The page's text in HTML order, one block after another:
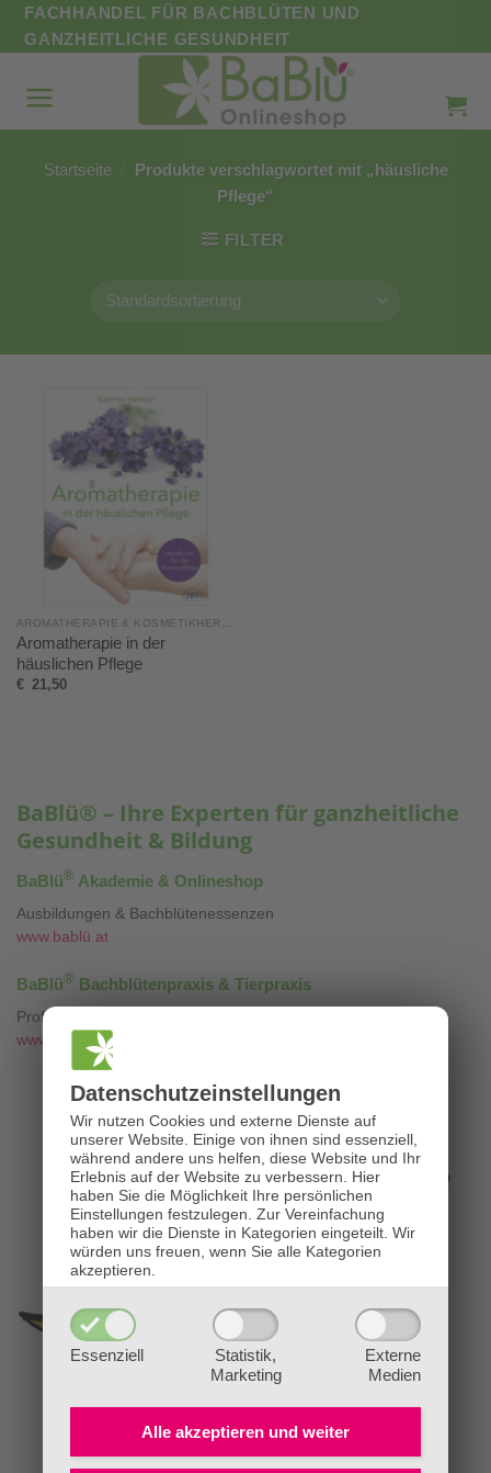
Datenschutz­einstellungen
Wir nutzen Cookies und externe Dienste auf
unserer Website. Einige von ihnen sind essenziell,
während andere uns helfen, diese Website und Ihr
Erlebnis auf der Website zu verbessern. Hier
haben Sie die Möglichkeit Ihre persönlichen
Einstellungen festzulegen. Zur Vereinfachung
haben wir die Dienste in Kategorien eingeteilt. Wir
würden uns freuen, wenn Sie alle Kategorien
akzeptieren.
Essenziell
Statistik,
Marketing
Externe
Medien
Alle akzeptieren und weiter
Zum
Inhalt
FACHHANDEL FÜR BACHBLÜTEN UND
GANZHEITLICHE GESUNDHEIT
Startseite
Produkte verschlagwortet mit „häusliche
Pflege“
FILTER
Aromatherapie in der
häuslichen Pflege
€ 21,50
BaBlü® – Ihre Experten für ganzheitliche
Gesundheit & Bildung
BaBlü® Akademie & Onlineshop
Ausbildungen & Bachblütenessenzen
www.bablü.at
BaBlü® Bachblütenpraxis & Tierpraxis
Professionelle Bachblütenberatung mit
www.die-bachblütenpraxis.at